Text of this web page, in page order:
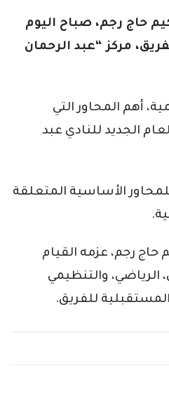
حاج رجم، صباح اليوم
مركز “عبد الرحمان
أهم المحاور التي
الجديد للنادي عبد
الأساسية المتعلقة
حاج رجم، عزمه القيام
الرياضي، والتنظيمي
للفريق.